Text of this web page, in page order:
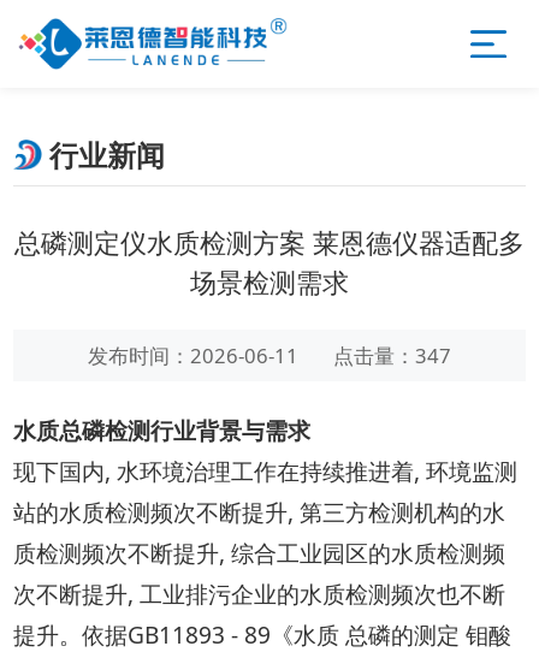
行业新闻
总磷测定仪水质检测方案 莱恩德仪器适配多
场景检测需求
发布时间：2026-06-11 点击量：347
水质总磷检测行业背景与需求
现下国内, 水环境治理工作在持续推进着, 环境监测
站的水质检测频次不断提升, 第三方检测机构的水
质检测频次不断提升, 综合工业园区的水质检测频
次不断提升, 工业排污企业的水质检测频次也不断
提升。依据GB11893 - 89《水质 总磷的测定 钼酸